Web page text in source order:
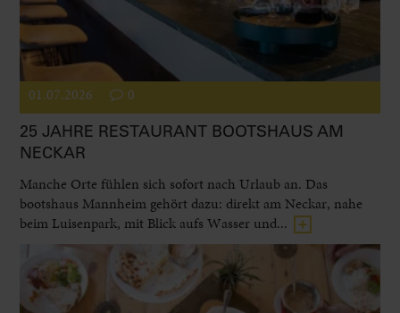
01.07.2026 0
25 JAHRE RESTAURANT BOOTSHAUS AM
NECKAR
Manche Orte fühlen sich sofort nach Urlaub an. Das
bootshaus Mannheim gehört dazu: direkt am Neckar, nahe
beim Luisenpark, mit Blick aufs Wasser und...